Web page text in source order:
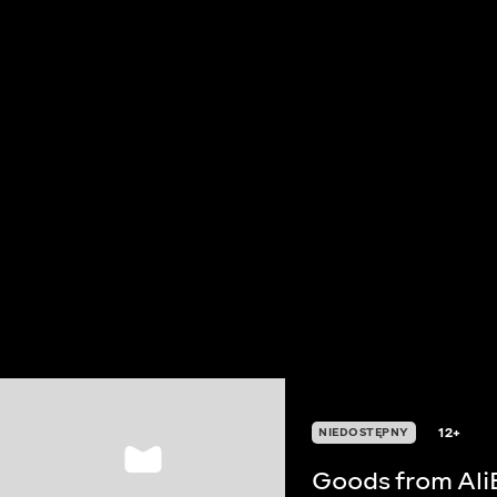
NIEDOSTĘPNY 12+
Goods from